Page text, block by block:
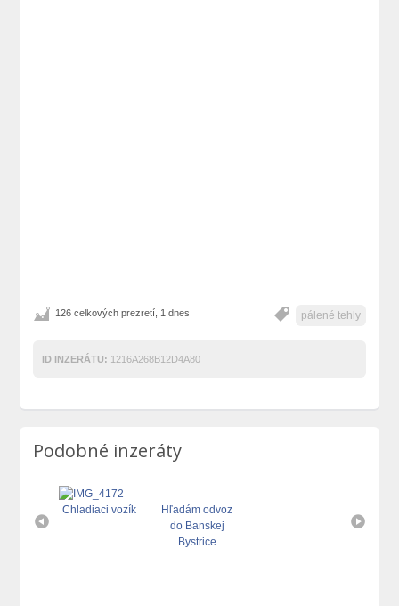
pálené tehly
126 celkových prezretí, 1 dnes
ID INZERÁTU: 1216A268B12D4A80
Podobné inzeráty
Chladiaci vozík
Hľadám odvoz
do Banskej
Bystrice